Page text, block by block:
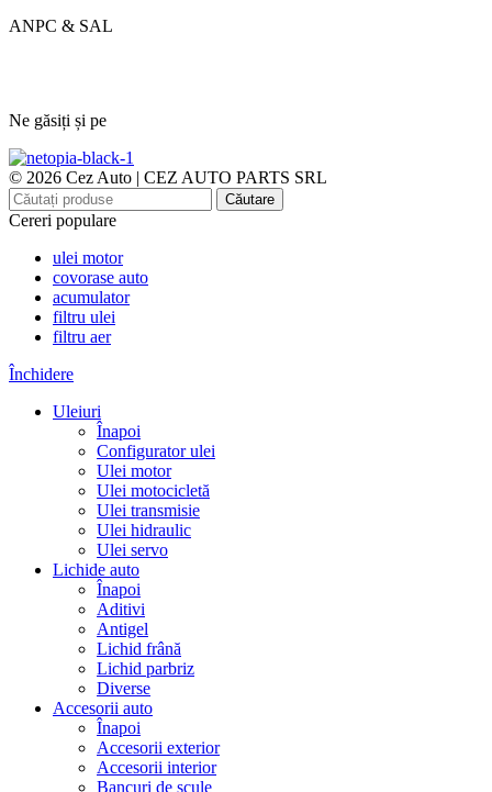
ANPC & SAL
Ne găsiți și pe
© 2026 Cez Auto | CEZ AUTO PARTS SRL
Căutare
Cereri populare
ulei motor
covorase auto
acumulator
filtru ulei
filtru aer
Închidere
Uleiuri
Înapoi
Configurator ulei
Ulei motor
Ulei motocicletă
Ulei transmisie
Ulei hidraulic
Ulei servo
Lichide auto
Înapoi
Aditivi
Antigel
Lichid frână
Lichid parbriz
Diverse
Accesorii auto
Înapoi
Accesorii exterior
Accesorii interior
Bancuri de scule